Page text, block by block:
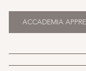
ACCADEMIA